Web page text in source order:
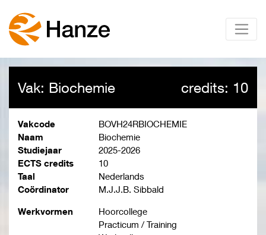
Vak: Biochemie credits: 10
Vakcode
BOVH24RBIOCHEMIE
Naam
Biochemie
Studiejaar
2025-2026
ECTS credits
10
Taal
Nederlands
Coördinator
M.J.J.B. Sibbald
Werkvormen
Hoorcollege
Practicum / Training